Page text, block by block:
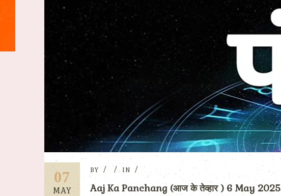
07
MAY
BY IN
Aaj Ka Panchang (आज के तेव्हार ) 6 May 2025